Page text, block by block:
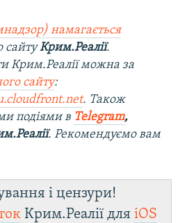
намагається
сайтуКрим.Реалії.
Крим.Реалії можна за
сайту:
. Також
подіями в Telegram,
. Рекомендуємо вам
і цензури!
Крим.Реалії для iOS